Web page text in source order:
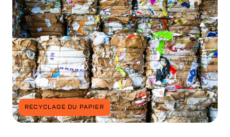
RECYCLAGE DU PAPIER